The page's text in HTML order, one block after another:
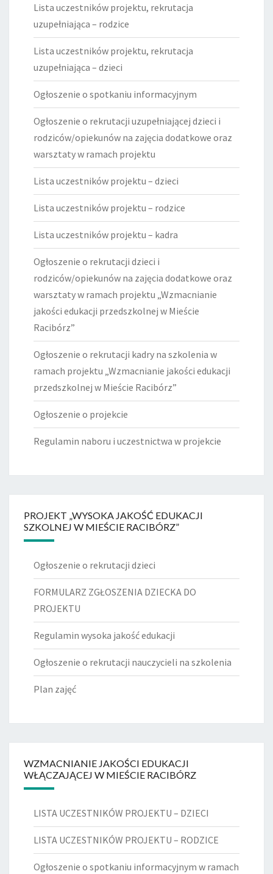
Lista uczestników projektu, rekrutacja
uzupełniająca – rodzice
Lista uczestników projektu, rekrutacja
uzupełniająca – dzieci
Ogłoszenie o spotkaniu informacyjnym
Ogłoszenie o rekrutacji uzupełniającej dzieci i
rodziców/opiekunów na zajęcia dodatkowe oraz
warsztaty w ramach projektu
Lista uczestników projektu – dzieci
Lista uczestników projektu – rodzice
Lista uczestników projektu – kadra
Ogłoszenie o rekrutacji dzieci i
rodziców/opiekunów na zajęcia dodatkowe oraz
warsztaty w ramach projektu „Wzmacnianie
jakości edukacji przedszkolnej w Mieście
Racibórz”
Ogłoszenie o rekrutacji kadry na szkolenia w
ramach projektu „Wzmacnianie jakości edukacji
przedszkolnej w Mieście Racibórz”
Ogłoszenie o projekcie
Regulamin naboru i uczestnictwa w projekcie
PROJEKT „WYSOKA JAKOŚĆ EDUKACJI
SZKOLNEJ W MIEŚCIE RACIBÓRZ”
Ogłoszenie o rekrutacji dzieci
FORMULARZ ZGŁOSZENIA DZIECKA DO
PROJEKTU
Regulamin wysoka jakość edukacji
Ogłoszenie o rekrutacji nauczycieli na szkolenia
Plan zajęć
WZMACNIANIE JAKOŚCI EDUKACJI
WŁĄCZAJĄCEJ W MIEŚCIE RACIBÓRZ
LISTA UCZESTNIKÓW PROJEKTU – DZIECI
LISTA UCZESTNIKÓW PROJEKTU – RODZICE
Ogłoszenie o spotkaniu informacyjnym w ramach